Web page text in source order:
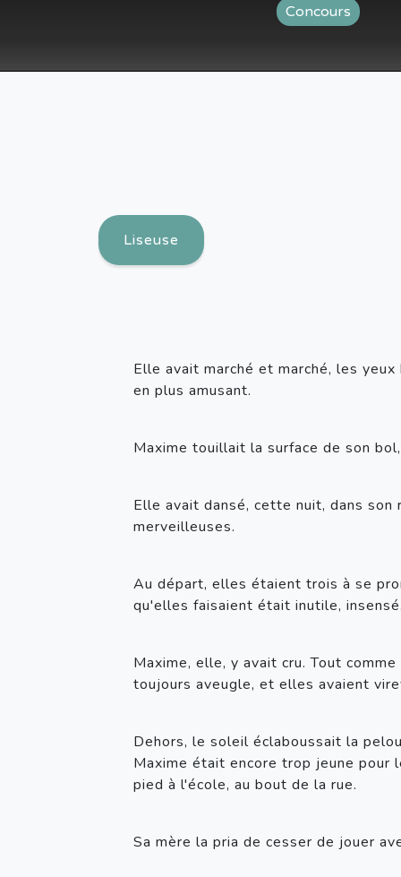
Concours
Liseuse
Elle avait marché et marché, les
en plus amusant.
Maxime touillait la surface de son
Elle avait dansé, cette nuit, dans
merveilleuses.
Au départ, elles étaient trois à se
qu'elles faisaient était inutile,
Maxime, elle, y avait cru. Tout
toujours aveugle, et elles avaient
Dehors, le soleil éclaboussait la
Maxime était encore trop jeune pour
pied à l'école, au bout de la rue.
Sa mère la pria de cesser de jouer